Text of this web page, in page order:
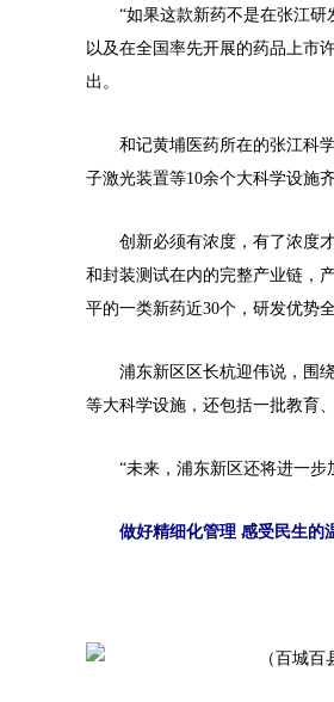
“如果这款新药不是在张江研发
以及在全国率先开展的药品上市
出。
和记黄埔医药所在的张江科学
子激光装置等10余个大科学设施
创新必须有浓度，有了浓度才
和封装测试在内的完整产业链，
平的一类新药近30个，研发优势全
浦东新区区长杭迎伟说，围绕
等大科学设施，还包括一批教育
“未来，浦东新区还将进一步加
做好精细化管理 感受民生的